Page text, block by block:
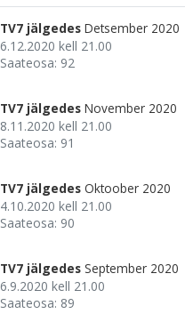
TV7 jälgedes Detsember 2020
6.12.2020 kell 21.00
Saateosa: 92
TV7 jälgedes November 2020
8.11.2020 kell 21.00
Saateosa: 91
TV7 jälgedes Oktoober 2020
4.10.2020 kell 21.00
Saateosa: 90
TV7 jälgedes September 2020
6.9.2020 kell 21.00
Saateosa: 89